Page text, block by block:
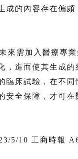
成的內容存在偏頗
來需加入醫療專
，進而使其生成的
臨床試驗，在不同
安全保障，才可在
5/10 工商時報